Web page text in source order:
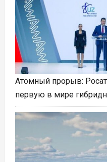
Атомный прорыв:
первую в мире